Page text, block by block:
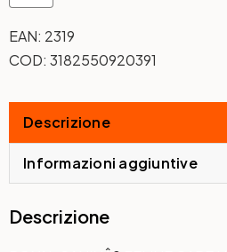
EAN: 2319
COD: 3182550920391
Descrizione
Informazioni aggiuntive
Descrizione